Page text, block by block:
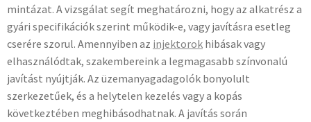
mintázat. A vizsgálat segít meghatározni, hogy az alkatrész a
gyári specifikációk szerint működik-e, vagy javításra esetleg
cserére szorul. Amennyiben az injektorok hibásak vagy
elhasználódtak, szakembereink a legmagasabb színvonalú
javítást nyújtják. Az üzemanyagadagolók bonyolult
szerkezetűek, és a helytelen kezelés vagy a kopás
következtében meghibásodhatnak. A javítás során